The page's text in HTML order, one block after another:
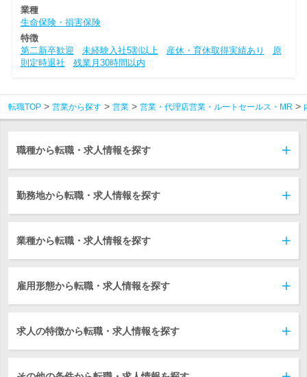
業種
生命保険・損害保険
特徴
第二新卒歓迎
未経験入社5割以上 産休・育休取得実績あり
原
則定時退社
残業月30時間以内
転職TOP 営業から探す 営業 営業・代理店営業・ルートセールス・MR
職種から転職・求人情報を探す
勤務地から転職・求人情報を探す
業種から転職・求人情報を探す
雇用形態から転職・求人情報を探す
求人の特徴から転職・求人情報を探す